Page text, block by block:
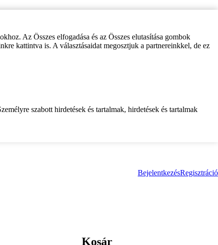
Az Összes elfogadása és az Összes elutasítása gombok
kattintva is. A választásaidat megosztjuk a partnereinkkel, de ez
szabott hirdetések és tartalmak, hirdetések és tartalmak
BejelentkezésRegisztráció
Kosár